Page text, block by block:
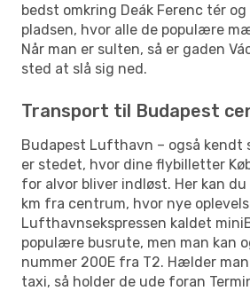
bedst omkring Deák Ferenc tér
pladsen, hvor alle de populære
Når man er sulten, så er gaden
sted at slå sig ned.
Transport til Budapest
Budapest Lufthavn – også kendt
er stedet, hvor dine flybilletter
for alvor bliver indløst. Her kan
km fra centrum, hvor nye
Lufthavnsekspressen kaldet
populære busrute, men man kan
nummer 200E fra T2. Hælder
taxi, så holder de ude foran